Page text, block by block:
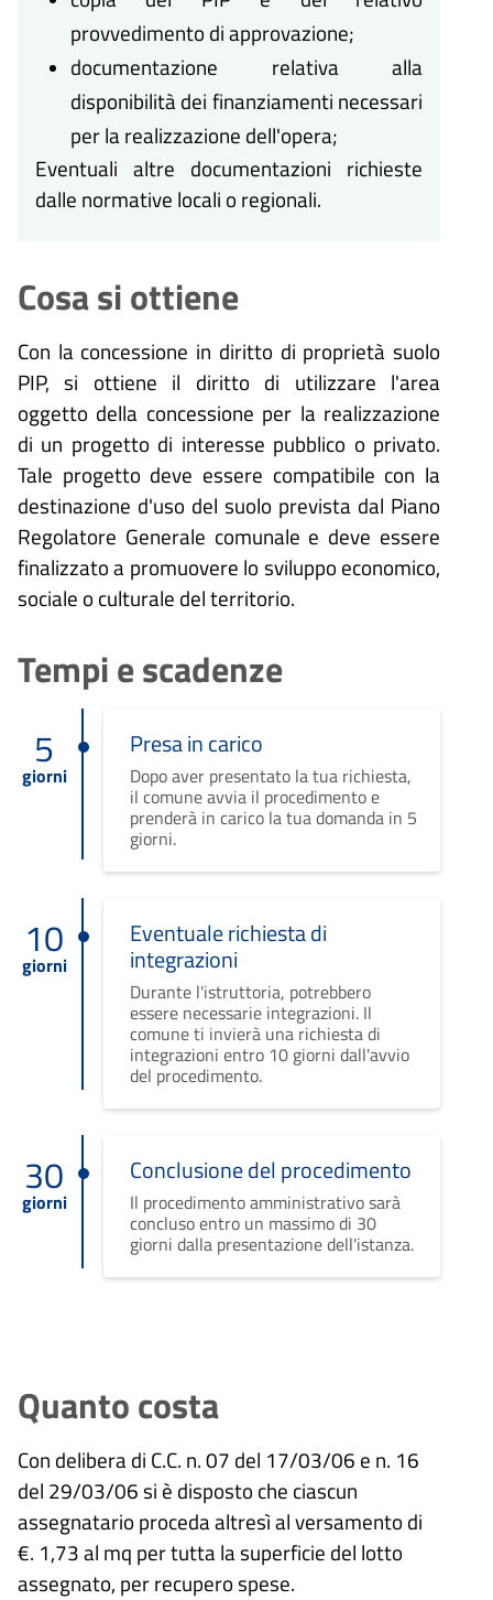
provvedimento di approvazione;
documentazione relativa alla
disponibilità dei finanziamenti necessari
per la realizzazione dell'opera;
Eventuali altre documentazioni richieste
dalle normative locali o regionali.
Cosa si ottiene
Con la concessione in diritto di proprietà suolo
PIP, si ottiene il diritto di utilizzare l'area
oggetto della concessione per la realizzazione
di un progetto di interesse pubblico o privato.
Tale progetto deve essere compatibile con la
destinazione d'uso del suolo prevista dal Piano
Regolatore Generale comunale e deve essere
finalizzato a promuovere lo sviluppo economico,
sociale o culturale del territorio.
Tempi e scadenze
5
giorni
Presa in carico
Dopo aver presentato la tua richiesta,
il comune avvia il procedimento e
prenderà in carico la tua domanda in 5
giorni.
10
giorni
Eventuale richiesta di
integrazioni
Durante l'istruttoria, potrebbero
essere necessarie integrazioni. Il
comune ti invierà una richiesta di
integrazioni entro 10 giorni dall'avvio
del procedimento.
30
giorni
Conclusione del procedimento
Il procedimento amministrativo sarà
concluso entro un massimo di 30
giorni dalla presentazione dell'istanza.
Quanto costa
Con delibera di C.C. n. 07 del 17/03/06 e n. 16
del 29/03/06 si è disposto che ciascun
assegnatario proceda altresì al versamento di
€. 1,73 al mq per tutta la superficie del lotto
assegnato, per recupero spese.